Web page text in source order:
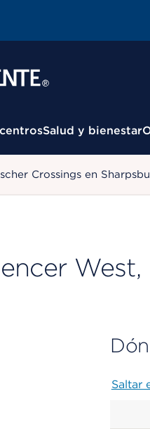
Salud y bienestar
Crossings en
West,
Saltar